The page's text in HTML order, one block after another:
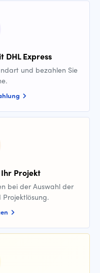
DHL Express
und bezahlen Sie
Projekt
bei der Auswahl der
Projektlösung.